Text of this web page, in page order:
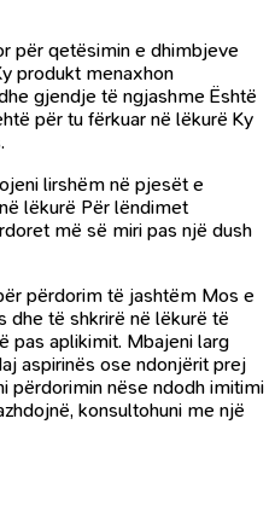
për qetësimin e dhimbjeve
produkt menaxhon
gjendje të ngjashme Është
për tu fërkuar në lëkurë Ky
lirshëm në pjesët e
lëkurë Për lëndimet
më së miri pas një dush
përdorim të jashtëm Mos e
dhe të shkrirë në lëkurë të
pas aplikimit. Mbajeni larg
aspirinës ose ndonjërit prej
përdorimin nëse ndodh imitimi
konsultohuni me një